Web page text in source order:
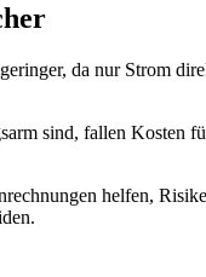
da nur Strom
sind, fallen Kosten
helfen,